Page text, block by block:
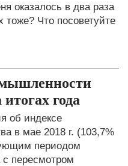
оказалось в два раза
Что посоветуйте
года
об индексе
в мае 2018 г. (103,7%
периодом
пересмотром